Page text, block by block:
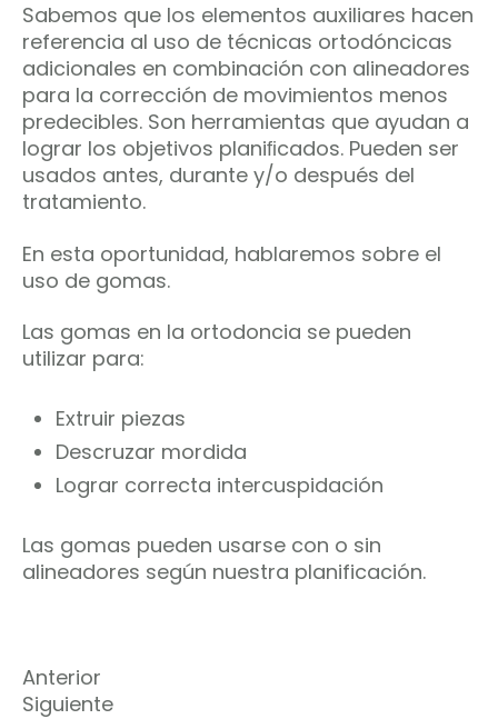
Sabemos que los elementos auxiliares hacen
referencia al uso de técnicas ortodóncicas
adicionales en combinación con alineadores
para la corrección de movimientos menos
predecibles. Son herramientas que ayudan a
lograr los objetivos planiﬁcados. Pueden ser
usados antes, durante y/o después del
tratamiento.
En esta oportunidad, hablaremos sobre el
uso de gomas.
Las gomas en la ortodoncia se pueden
utilizar para:
Extruir piezas
Descruzar mordida
Lograr correcta intercuspidación
Las gomas pueden usarse con o sin
alineadores según nuestra planificación.
Anterior
Siguiente